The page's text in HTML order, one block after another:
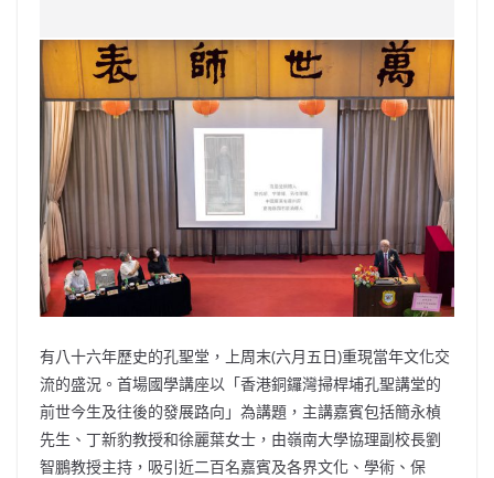
e
b
o
o
k
W
ei
b
o
s
A
p
p
h
at
er l y
Li
n
k
有八十六年歷史的孔聖堂，上周末(六月五日)重現當年文化交
流的盛況。首場國學講座以「香港銅鑼灣掃桿埔孔聖講堂的
前世今生及往後的發展路向」為講題，主講嘉賓包括簡永楨
先生、丁新豹教授和徐麗葉女士，由嶺南大學協理副校長劉
智鵬教授主持，吸引近二百名嘉賓及各界文化、學術、保